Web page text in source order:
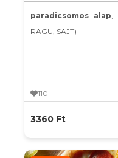
paradicsomos alap,
RAGU, SAJT)
110
3360 Ft